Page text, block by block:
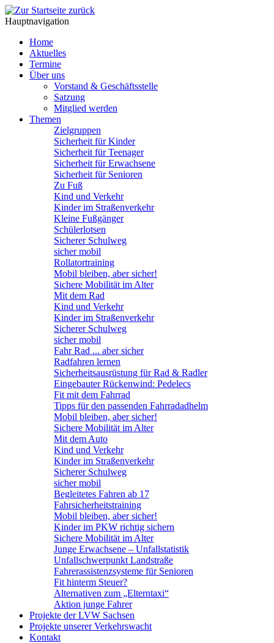
Hauptnavigation
Home
Aktuelles
Termine
Über uns
Vorstand & Geschäftsstelle
Satzung
Mitglied werden
Themen
Zielgruppen
Sicherheit für Kinder
Sicherheit für Teenager
Sicherheit für Erwachsene
Sicherheit für Senioren
Zu Fuß
Kind und Verkehr
Kinder im Straßenverkehr
Kleine Fußgänger
Schülerlotsen
Sicherer Schulweg
sicher mobil
Rollatortraining
Mobil bleiben, aber sicher!
Sichere Mobilität im Alter
Mit dem Rad
Kind und Verkehr
Kinder im Straßenverkehr
Sicherer Schulweg
sicher mobil
Fahr Rad ... aber sicher
Radfahren lernen
Sicherheitsausrüstung für Rad & Radler
Eingebauter Rückenwind: Pedelecs
Fit mit dem Fahrrad
Tipps für den passenden Fahrradadhelm
Mobil bleiben, aber sicher!
Sichere Mobilität im Alter
Mit dem Auto
Kind und Verkehr
Kinder im Straßenverkehr
Sicherer Schulweg
sicher mobil
Begleitetes Fahren ab 17
Fahrsicherheitstraining
Mobil bleiben, aber sicher!
Kinder im PKW richtig sichern
Sichere Mobilität im Alter
Junge Erwachsene – Unfallstatistik
Unfallschwerpunkt Landstraße
Fahrerassistenzsysteme für Senioren
Fit hinterm Steuer?
Alternativen zum „Elterntaxi“
Aktion junge Fahrer
Projekte der LVW Sachsen
Projekte unserer Verkehrswacht
Kontakt